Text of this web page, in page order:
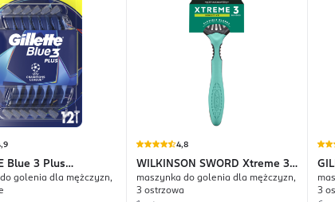
Blue 3 Plus
League
golenia dla mężczyzn,
4,8
WILKINSON SWORD Xtreme 3
Sensitive
maszynka do golenia dla mężczyzn,
3 ostrzowa
3